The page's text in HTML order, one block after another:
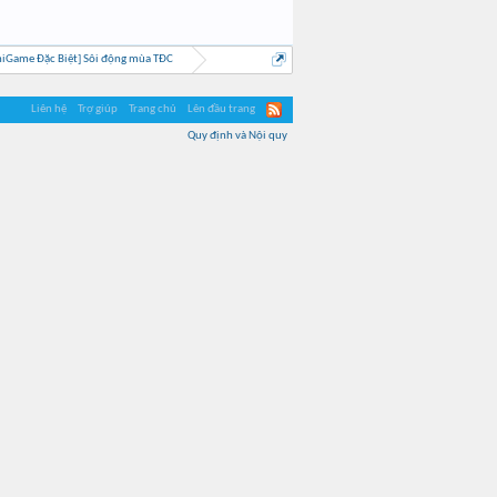
Đặc Biệt] Sôi động mùa TĐC
Liên hệ Trợ giúp Trang chủ Lên đầu trang
Quy định và Nội quy